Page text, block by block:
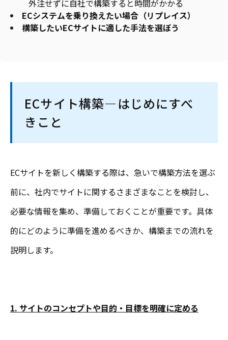
外注せずに自社で構築すると時間がかかる
ECシステムを乗り換えたい場合（リプレイス）
構築したいECサイトに適した手法を選ぼう
ECサイト構築―はじめにすべ
きこと
ECサイトを新しく構築する際は、急いで構築方法を選ぶ
前に、社内でサイトに関するさまざまなことを検討し、
必要な情報を集め、準備しておくことが重要です。具体
的にどのように準備を進めるべきか、構築までの流れを
説明します。
1. サイトのコンセプトや目的・目標を明確に定める